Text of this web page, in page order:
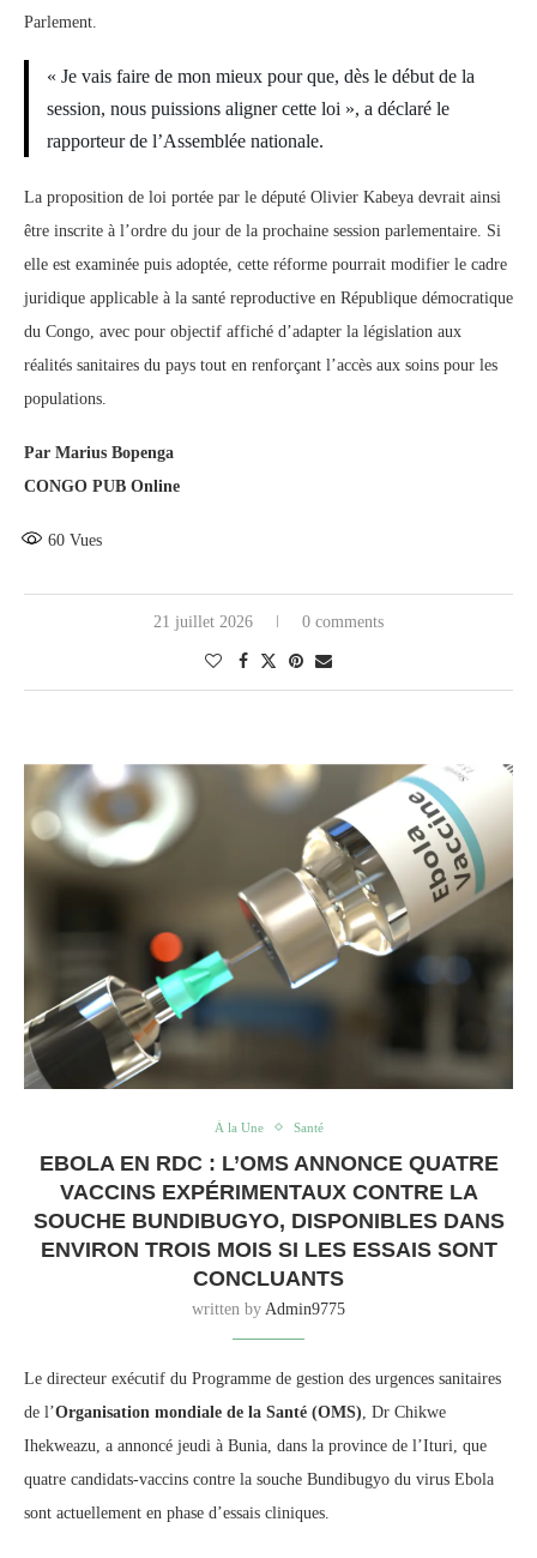
Parlement.
« Je vais faire de mon mieux pour que, dès le début de la
session, nous puissions aligner cette loi », a déclaré le
rapporteur de l’Assemblée nationale.
La proposition de loi portée par le député Olivier Kabeya devrait ainsi
être inscrite à l’ordre du jour de la prochaine session parlementaire. Si
elle est examinée puis adoptée, cette réforme pourrait modifier le cadre
juridique applicable à la santé reproductive en République démocratique
du Congo, avec pour objectif affiché d’adapter la législation aux
réalités sanitaires du pays tout en renforçant l’accès aux soins pour les
populations.
Par Marius Bopenga
CONGO PUB Online
60 Vues
21 juillet 2026 0 comments
À la Une Santé
EBOLA EN RDC : L’OMS ANNONCE QUATRE
VACCINS EXPÉRIMENTAUX CONTRE LA
SOUCHE BUNDIBUGYO, DISPONIBLES DANS
ENVIRON TROIS MOIS SI LES ESSAIS SONT
CONCLUANTS
written by Admin9775
Le directeur exécutif du Programme de gestion des urgences sanitaires
de l’Organisation mondiale de la Santé (OMS) , Dr Chikwe
Ihekweazu, a annoncé jeudi à Bunia, dans la province de l’Ituri, que
quatre candidats-vaccins contre la souche Bundibugyo du virus Ebola
sont actuellement en phase d’essais cliniques.